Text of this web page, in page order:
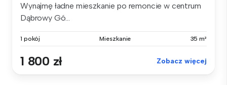
Wynajmę ładne mieszkanie po remoncie w centrum
Dąbrowy Gó...
1 pokój Mieszkanie 35 m²
1 800 zł Zobacz więcej